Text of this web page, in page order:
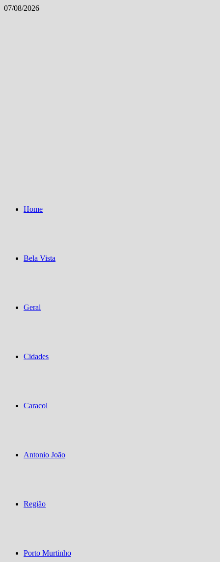
Skip
07/08/2026
Home
Bela Vista
Geral
Cidades
Caracol
Antonio João
Região
Porto Murtinho